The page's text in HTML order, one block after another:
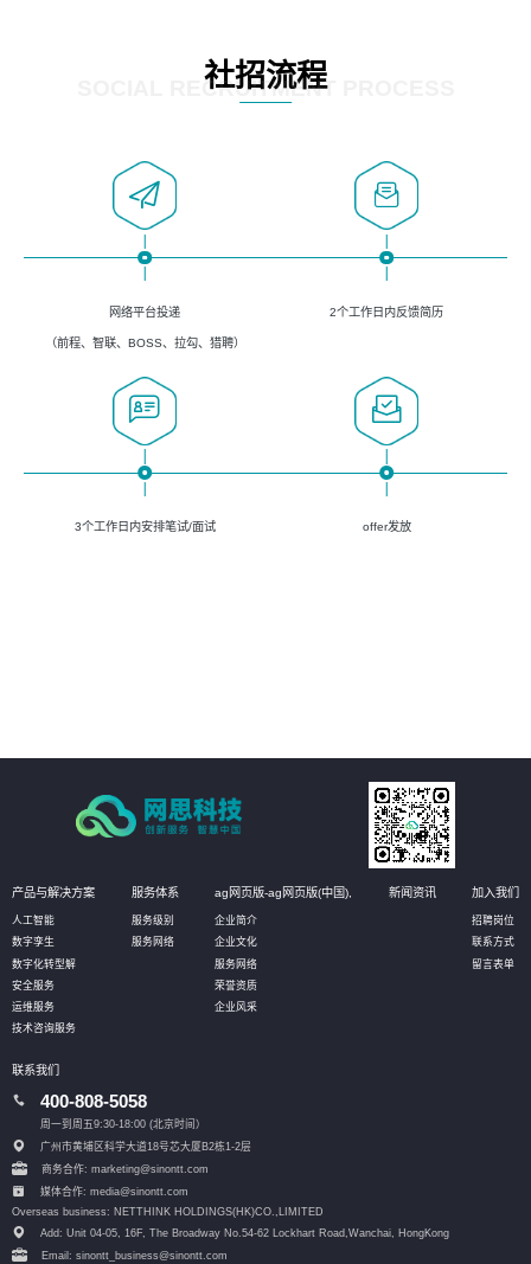
4、掌握DevOps思想、方法和流程。Jenkins工具使用；
5、掌握常见中间件配置与优化，如mysql、nginx等；
社招流程
SOCIAL RECRUITMENT PROCESS
网络平台投递
（前程、智联、BOSS、拉勾、猎聘）
2个工作日内反馈简历
3个工作日内安排笔试/面试 offer发放
产品与解决方案
人工智能
数字孪生
数字化转型解
安全服务
运维服务
技术咨询服务
服务体系
服务级别
服务网络
ag网页版-ag网页版(中国),
企业简介
企业文化
服务网络
荣誉资质
企业风采
新闻资讯 加入我们
招聘岗位
联系方式
留言表单
联系我们
400-808-5058
周一到周五9:30-18:00 (北京时间）
广州市黄埔区科学大道18号芯大厦B2栋1-2层
商务合作: marketing@sinontt.com
媒体合作: media@sinontt.com
Overseas business: NETTHINK HOLDINGS(HK)CO.,LIMITED
Add: Unit 04-05, 16F, The Broadway No.54-62 Lockhart Road, Wanchai, HongKong
Email: sinontt_business@sinontt.com